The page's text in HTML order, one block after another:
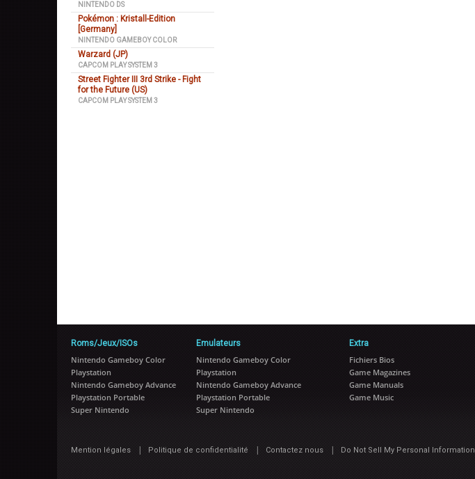
NINTENDO DS
Pokémon : Kristall-Edition
[Germany]
NINTENDO GAMEBOY COLOR
Warzard (JP)
CAPCOM PLAY SYSTEM 3
Street Fighter III 3rd Strike - Fight
for the Future (US)
CAPCOM PLAY SYSTEM 3
Roms/Jeux/ISOs
Nintendo Gameboy Color
Playstation
Nintendo Gameboy Advance
Playstation Portable
Super Nintendo
Emulateurs
Nintendo Gameboy Color
Playstation
Nintendo Gameboy Advance
Playstation Portable
Super Nintendo
Extra
Fichiers Bios
Game Magazines
Game Manuals
Game Music
Mention légales | Politique de confidentialité | Contactez nous | Do Not Sell My Personal Information